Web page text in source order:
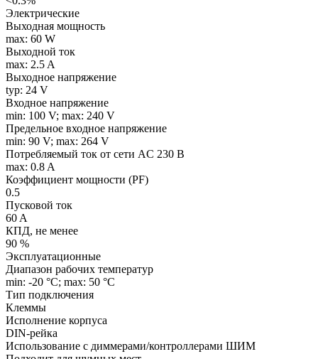
Электрические
Выходная мощность
max: 60 W
Выходной ток
max: 2.5 A
Выходное напряжение
typ: 24 V
Входное напряжение
min: 100 V; max: 240 V
Предельное входное напряжение
min: 90 V; max: 264 V
Потребляемый ток от сети AC 230 В
max: 0.8 A
Коэффициент мощности (PF)
0.5
Пусковой ток
60 A
КПД, не менее
90 %
Эксплуатационные
Диапазон рабочих температур
min: -20 °C; max: 50 °C
Тип подключения
Клеммы
Исполнение корпуса
DIN-рейка
Использование с диммерами/контроллерами ШИМ